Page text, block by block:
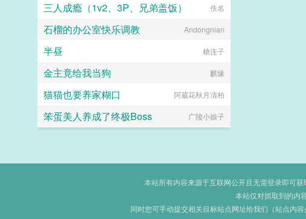
三人成瘾（1v2、3P、兄弟盖饭） 佚名
石榴的办公室快乐调教 Andongnian
半昼 糖连子
金主竟给我当狗 麒缘
猫猫也要养家糊口 阿葳花秋月清柏
笨蛋美人养成了终极Boss 广陵小娘子
本站所有内容来源于互联网公开且无需登录即可
本站仅对抓取到的内
同时您可手动提交相关目标站点网址给我们（站点内